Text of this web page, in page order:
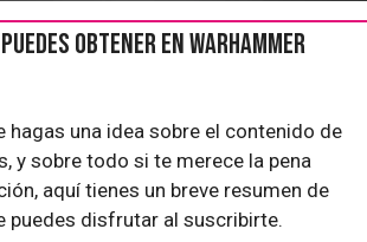
obtener en Warhammer
hagas una idea sobre el contenido de
y sobre todo si te merece la pena
aquí tienes un breve resumen de
puedes disfrutar al suscribirte.